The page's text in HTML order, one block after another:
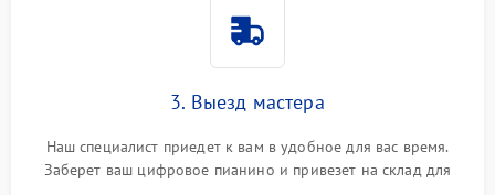
3. Выезд мастера
Наш специалист приедет к вам в удобное для вас время.
Заберет ваш цифровое пианино и привезет на склад для